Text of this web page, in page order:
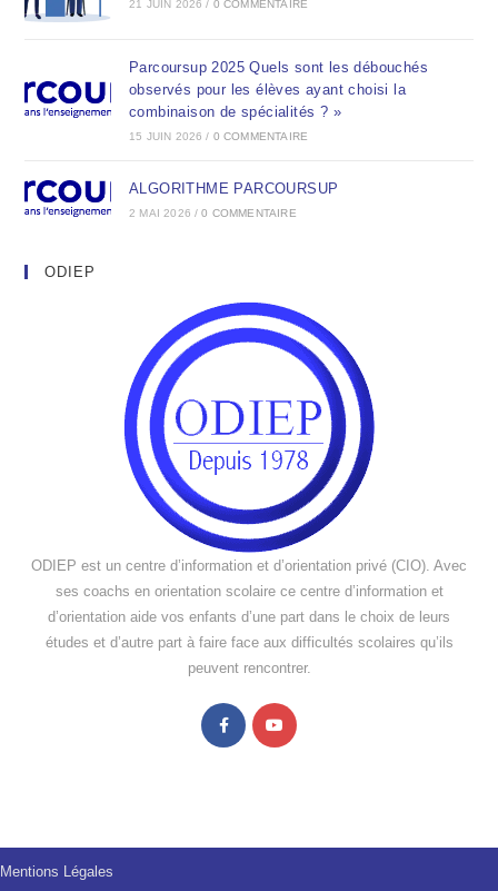
21 JUIN 2026 / 0 COMMENTAIRE
Parcoursup 2025 Quels sont les débouchés
observés pour les élèves ayant choisi la
combinaison de spécialités ? »
15 JUIN 2026 / 0 COMMENTAIRE
ALGORITHME PARCOURSUP
2 MAI 2026 / 0 COMMENTAIRE
ODIEP
ODIEP est un centre d’information et d’orientation privé (CIO). Avec
ses coachs en orientation scolaire ce centre d’information et
d’orientation aide vos enfants d’une part dans le choix de leurs
études et d’autre part à faire face aux difficultés scolaires qu’ils
peuvent rencontrer.
Mentions Légales